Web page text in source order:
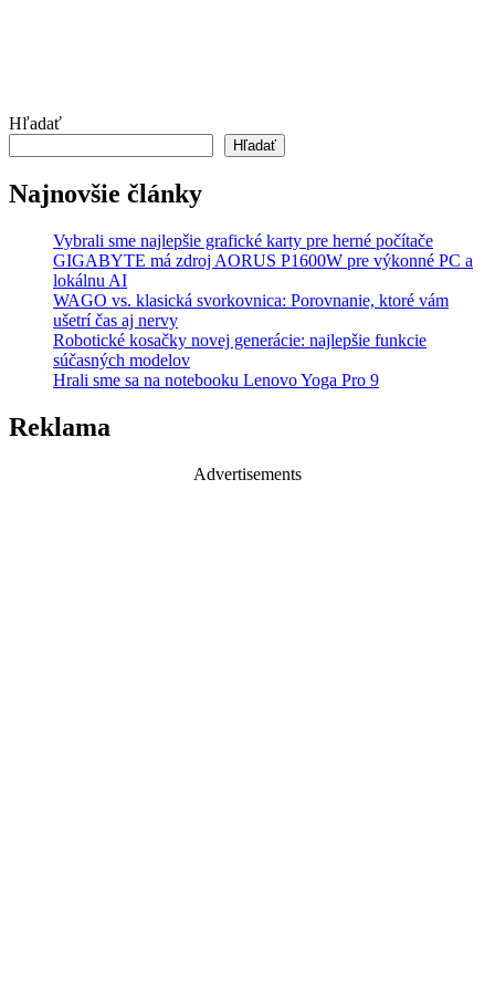
Hľadať
Hľadať
Najnovšie články
Vybrali sme najlepšie grafické karty pre herné počítače
GIGABYTE má zdroj AORUS P1600W pre výkonné PC a
lokálnu AI
WAGO vs. klasická svorkovnica: Porovnanie, ktoré vám
ušetrí čas aj nervy
Robotické kosačky novej generácie: najlepšie funkcie
súčasných modelov
Hrali sme sa na notebooku Lenovo Yoga Pro 9
Reklama
Advertisements